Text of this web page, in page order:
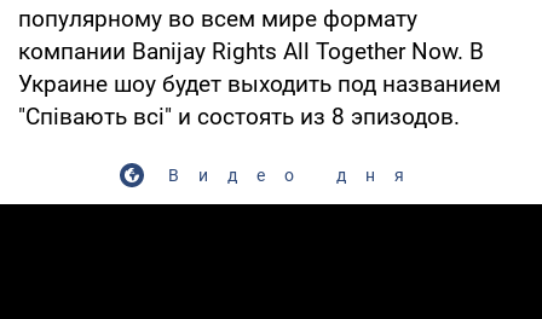
популярному во всем мире формату
компании Banijay Rights All Together Now. В
Украине шоу будет выходить под названием
"Співають всі" и состоять из 8 эпизодов.
Видео дня